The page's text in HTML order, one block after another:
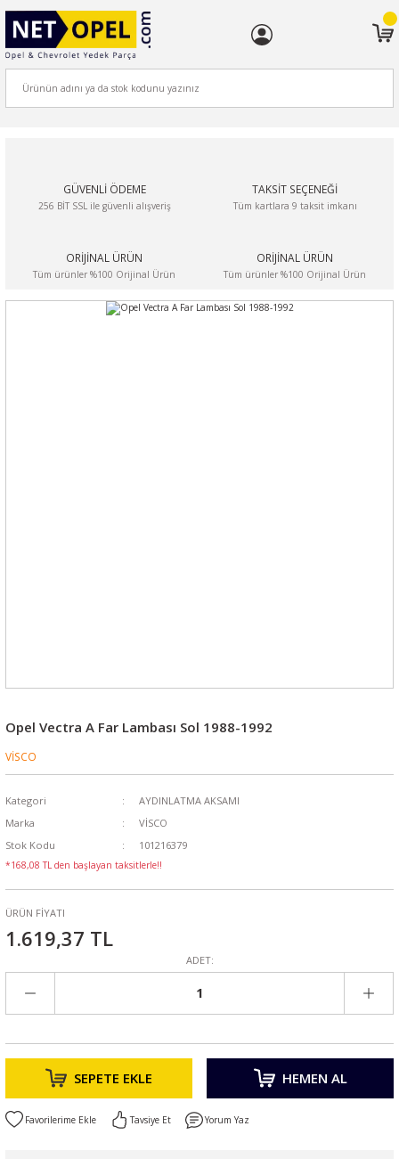
GÜVENLİ ÖDEME
256 BİT SSL ile güvenli alışveriş
TAKSİT SEÇENEĞİ
Tüm kartlara 9 taksit imkanı
ORİJİNAL ÜRÜN
Tüm ürünler %100 Orijinal Ürün
ORİJİNAL ÜRÜN
Tüm ürünler %100 Orijinal Ürün
Opel Vectra A Far Lambası Sol 1988-1992
VİSCO
Kategori
AYDINLATMA AKSAMI
Marka
VİSCO
Stok Kodu
101216379
*168,08 TL den başlayan taksitlerle!!
ÜRÜN FİYATI
1.619,37 TL
ADET:
SEPETE EKLE HEMEN AL
Tavsiye Et Yorum Yaz